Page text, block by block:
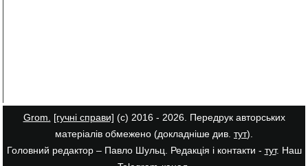
Grom. [гучні справи] (с) 2016 - 2026. Передрук авторських
матеріалів обмежено (докладніше див. тут).
Головний редактор – Павло Шульц. Редакція і контакти - тут. Наш